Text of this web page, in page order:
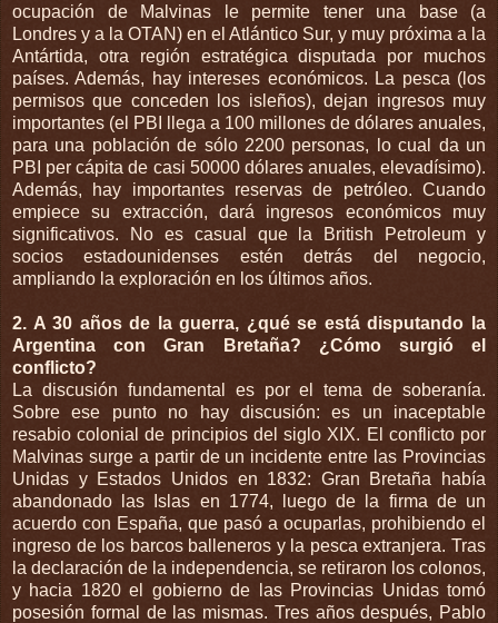
ocupación de Malvinas le permite tener una base (a
Londres y a la OTAN) en el Atlántico Sur, y muy próxima a la
Antártida, otra región estratégica disputada por muchos
países. Además, hay intereses económicos. La pesca (los
permisos que conceden los isleños), dejan ingresos muy
importantes (el PBI llega a 100 millones de dólares anuales,
para una población de sólo 2200 personas, lo cual da un
PBI per cápita de casi 50000 dólares anuales, elevadísimo).
Además, hay importantes reservas de petróleo. Cuando
empiece su extracción, dará ingresos económicos muy
significativos. No es casual que la British Petroleum y
socios estadounidenses estén detrás del negocio,
ampliando la exploración en los últimos años.
2. A 30 años de la guerra, ¿qué se está disputando la
Argentina con Gran Bretaña? ¿Cómo surgió el
conflicto?
La discusión fundamental es por el tema de soberanía.
Sobre ese punto no hay discusión: es un inaceptable
resabio colonial de principios del siglo XIX. El conflicto por
Malvinas surge a partir de un incidente entre las Provincias
Unidas y Estados Unidos en 1832: Gran Bretaña había
abandonado las Islas en 1774, luego de la firma de un
acuerdo con España, que pasó a ocuparlas, prohibiendo el
ingreso de los barcos balleneros y la pesca extranjera. Tras
la declaración de la independencia, se retiraron los colonos,
y hacia 1820 el gobierno de las Provincias Unidas tomó
posesión formal de las mismas. Tres años después, Pablo